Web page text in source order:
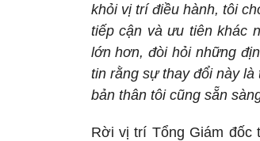
khỏi vị trí điều hành, tôi
tiếp cận và ưu tiên khác
lớn hơn, đòi hỏi những
tin rằng sự thay đổi này
bản thân tôi cũng sẵn
Rời vị trí Tổng Giám đốc